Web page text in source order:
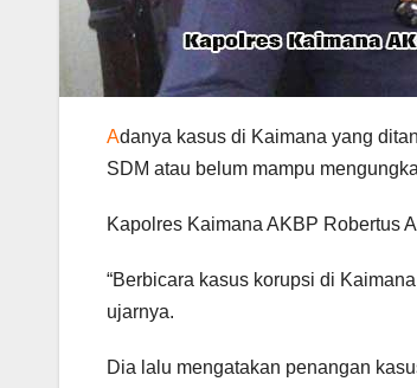
Adanya kasus di Kaimana yang
SDM atau belum mampu
Kapolres Kaimana AKBP Robertus
“Berbicara kasus korupsi di
ujarnya.
Dia lalu mengatakan penangan